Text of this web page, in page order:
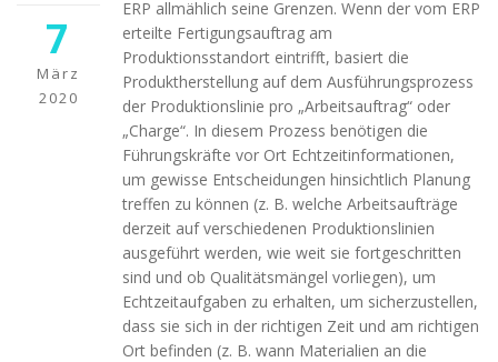
7
März
2020
ERP allmählich seine Grenzen. Wenn der vom ERP
erteilte Fertigungsauftrag am
Produktionsstandort eintrifft, basiert die
Produktherstellung auf dem Ausführungsprozess
der Produktionslinie pro „Arbeitsauftrag“ oder
„Charge“. In diesem Prozess benötigen die
Führungskräfte vor Ort Echtzeitinformationen,
um gewisse Entscheidungen hinsichtlich Planung
treffen zu können (z. B. welche Arbeitsaufträge
derzeit auf verschiedenen Produktionslinien
ausgeführt werden, wie weit sie fortgeschritten
sind und ob Qualitätsmängel vorliegen), um
Echtzeitaufgaben zu erhalten, um sicherzustellen,
dass sie sich in der richtigen Zeit und am richtigen
Ort befinden (z. B. wann Materialien an die